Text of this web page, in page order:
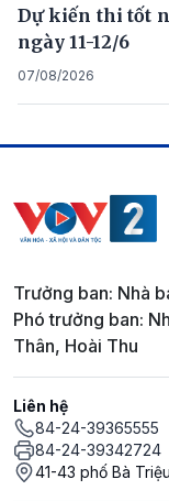
Dự kiến thi tốt
ngày 11-12/6
07/08/2026
Trưởng ban: Nhà
Phó trưởng ban:
Thân, Hoài Thu
Liên hệ
84-24-39365555
84-24-39342724
41-43 phố Bà